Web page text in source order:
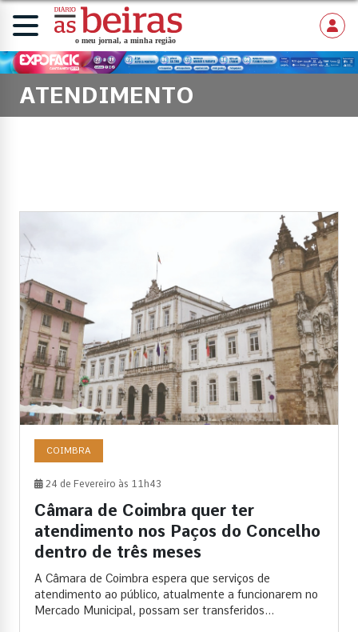
ATENDIMENTO
COIMBRA
24 de Fevereiro às 11h43
Câmara de Coimbra quer ter
atendimento nos Paços do Concelho
dentro de três meses
A Câmara de Coimbra espera que serviços de
atendimento ao público, atualmente a funcionarem no
Mercado Municipal, possam ser transferidos...